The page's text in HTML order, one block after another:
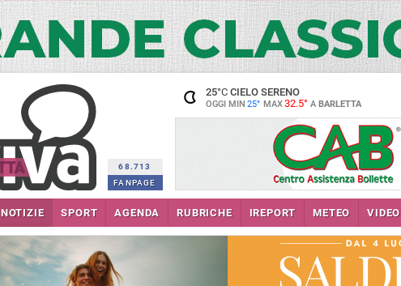
68.713
FANPAGE
25°CCIELO SERENO
OGGI MIN 25° MAX32.5° A BARLETTA
NOTIZIE SPORT AGENDA RUBRICHE IREPORT METEO VIDEO